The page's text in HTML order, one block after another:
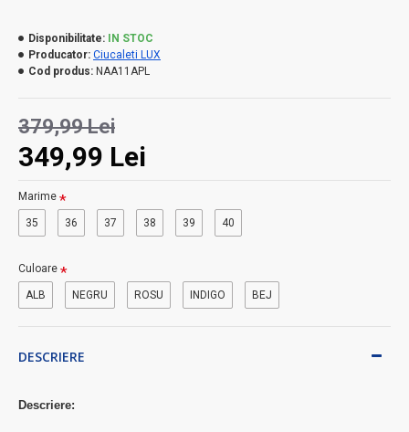
379,99 Lei
349,99 Lei
Disponibilitate: IN STOC
Producator: Ciucaleti LUX
Cod produs: NAA11APL
Marime
35 36 37 38 39 40
Culoare
ALB NEGRU ROSU INDIGO BEJ
DESCRIERE
Descriere: